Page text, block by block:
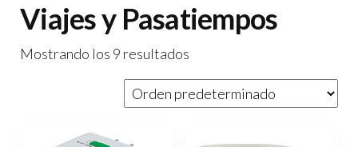
Viajes y Pasatiempos
Mostrando los 9 resultados